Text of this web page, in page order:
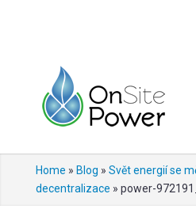
Home » Blog » Svět energií se
decentralizace » power-